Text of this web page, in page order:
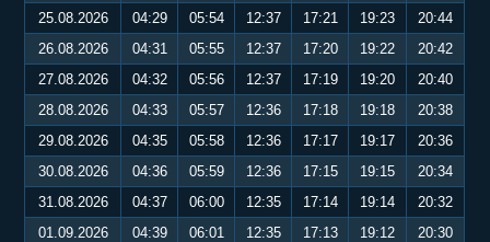
25.08.2026
04:29 05:54 12:37 17:21 19:23
20:44
26.08.2026
04:31 05:55 12:37 17:20 19:22
20:42
27.08.2026
04:32 05:56 12:37 17:19 19:20
20:40
28.08.2026
04:33 05:57 12:36 17:18 19:18
20:38
29.08.2026
04:35 05:58 12:36 17:17 19:17
20:36
30.08.2026
04:36 05:59 12:36 17:15 19:15
20:34
31.08.2026
04:37 06:00 12:35 17:14 19:14
20:32
01.09.2026
04:39 06:01 12:35 17:13 19:12
20:30